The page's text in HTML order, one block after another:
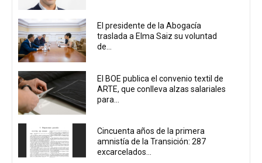
El presidente de la Abogacía
traslada a Elma Saiz su voluntad
de...
El BOE publica el convenio textil de
ARTE, que conlleva alzas salariales
para...
Cincuenta años de la primera
amnistía de la Transición: 287
excarcelados...